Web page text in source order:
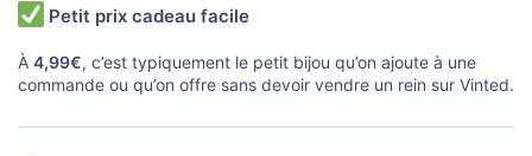
Petit prix cadeau facile
À 4,99€, c’est typiquement le petit bijou qu’on ajoute à une
commande ou qu’on offre sans devoir vendre un rein sur Vinted.